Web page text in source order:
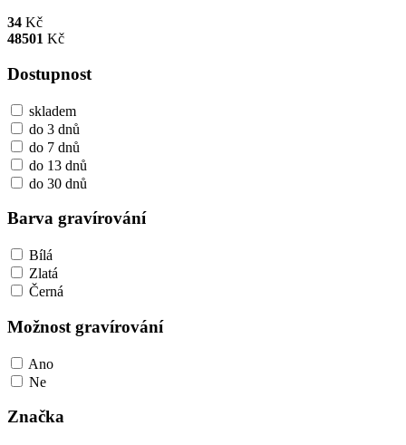
34 Kč
48501 Kč
Dostupnost
skladem
do 3 dnů
do 7 dnů
do 13 dnů
do 30 dnů
Barva gravírování
Bílá
Zlatá
Černá
Možnost gravírování
Ano
Ne
Značka